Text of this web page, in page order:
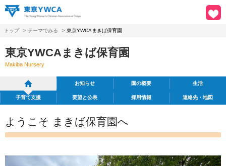
トップ > テーマでみる > 東京YWCAまきば保育園
東京YWCAまきば保育園
Makiba Nursery
お知らせ 園の概要 生活
子育て支援 要望と公表 採用情報 連絡先・地図
ようこそ まきば保育園へ